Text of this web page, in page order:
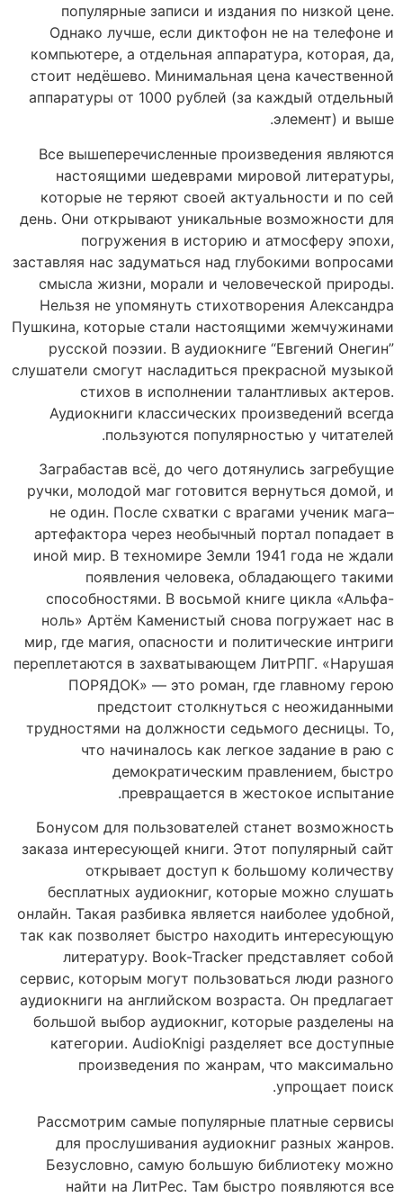
популярные записи и издания по низкой цене.
Однако лучше, если диктофон не на телефоне и
компьютере, а отдельная аппаратура, которая, да,
стоит недёшево. Минимальная цена качественной
аппаратуры от 1000 рублей (за каждый отдельный
элемент) и выше.
Все вышеперечисленные произведения являются
настоящими шедеврами мировой литературы,
которые не теряют своей актуальности и по сей
день. Они открывают уникальные возможности для
погружения в историю и атмосферу эпохи,
заставляя нас задуматься над глубокими вопросами
смысла жизни, морали и человеческой природы.
Нельзя не упомянуть стихотворения Александра
Пушкина, которые стали настоящими жемчужинами
русской поэзии. В аудиокниге “Евгений Онегин”
слушатели смогут насладиться прекрасной музыкой
стихов в исполнении талантливых актеров.
Аудиокниги классических произведений всегда
пользуются популярностью у читателей.
Заграбастав всё, до чего дотянулись загребущие
ручки, молодой маг готовится вернуться домой, и
не один. После схватки с врагами ученик мага–
артефактора через необычный портал попадает в
иной мир. В техномире Земли 1941 года не ждали
появления человека, обладающего такими
способностями. В восьмой книге цикла «Альфа-
ноль» Артём Каменистый снова погружает нас в
мир, где магия, опасности и политические интриги
переплетаются в захватывающем ЛитРПГ. «Нарушая
ПОРЯДОК» — это роман, где главному герою
предстоит столкнуться с неожиданными
трудностями на должности седьмого десницы. То,
что начиналось как легкое задание в раю с
демократическим правлением, быстро
превращается в жестокое испытание.
Бонусом для пользователей станет возможность
заказа интересующей книги. Этот популярный сайт
открывает доступ к большому количеству
бесплатных аудиокниг, которые можно слушать
онлайн. Такая разбивка является наиболее удобной,
так как позволяет быстро находить интересующую
литературу. Book-Tracker представляет собой
сервис, которым могут пользоваться люди разного
аудиокниги на английском возраста. Он предлагает
большой выбор аудиокниг, которые разделены на
категории. AudioKnigi разделяет все доступные
произведения по жанрам, что максимально
упрощает поиск.
Рассмотрим самые популярные платные сервисы
для прослушивания аудиокниг разных жанров.
Безусловно, самую большую библиотеку можно
найти на ЛитРес. Там быстро появляются все